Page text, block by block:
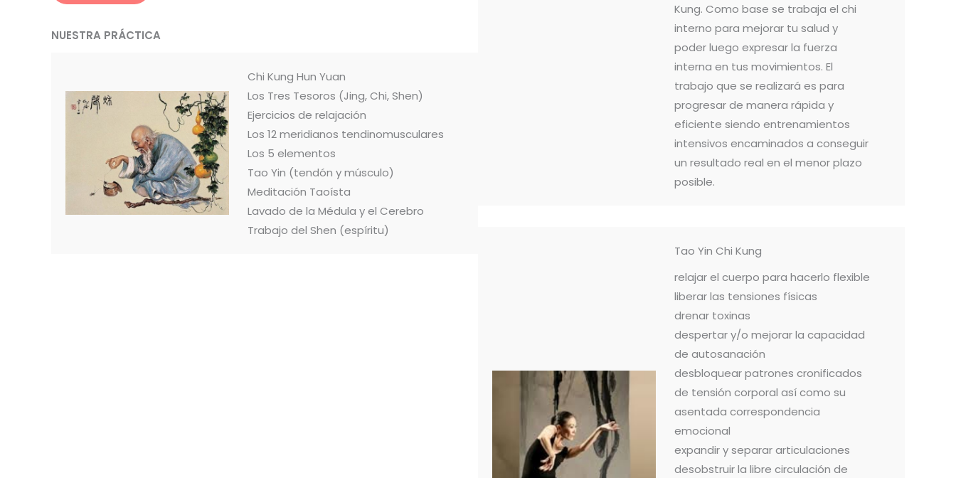
NUESTRA PRÁCTICA
Chi Kung Hun Yuan
Los Tres Tesoros (Jing, Chi, Shen)
Ejercicios de relajación
Los 12 meridianos tendinomusculares
Los 5 elementos
Tao Yin (tendón y músculo)
Meditación Taoísta
Lavado de la Médula y el Cerebro
Trabajo del Shen (espíritu)
Kung. Como base se trabaja el chi
interno para mejorar tu salud y
poder luego expresar la fuerza
interna en tus movimientos. El
trabajo que se realizará es para
progresar de manera rápida y
eficiente siendo entrenamientos
intensivos encaminados a conseguir
un resultado real en el menor plazo
posible.
Tao Yin Chi Kung
relajar el cuerpo para hacerlo flexible
liberar las tensiones físicas
drenar toxinas
despertar y/o mejorar la capacidad
de autosanación
desbloquear patrones cronificados
de tensión corporal así como su
asentada correspondencia
emocional
expandir y separar articulaciones
desobstruir la libre circulación de